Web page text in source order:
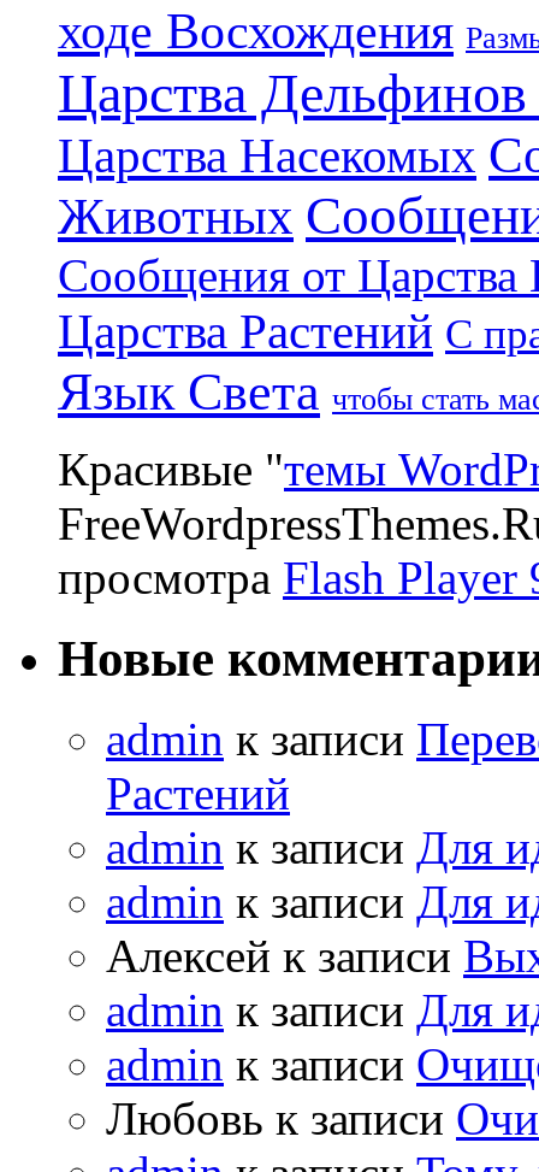
ходе Восхождения
Царства
Царства Насекомых
Животных
Сообщения от Царства
Царства Растений С
Язык Света чтобы стать
Красивые "темы
просмотра Flash Player
Новые
admin к записи
Растений
admin к записи Для
admin к записи Для
Алексей к записи
admin к записи Для
admin к записи
Любовь к записи